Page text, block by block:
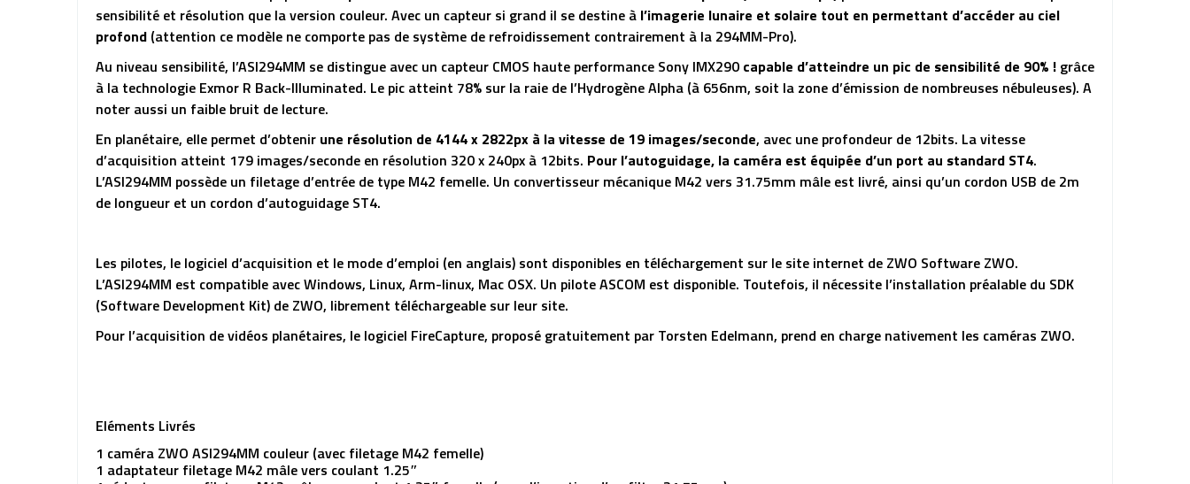
sensibilité et résolution que la version couleur. Avec un capteur si grand il se destine à l’imagerie lunaire et solaire tout en permettant d’accéder au ciel
profond (attention ce modèle ne comporte pas de système de refroidissement contrairement à la 294MM-Pro).
Au niveau sensibilité, l’ASI294MM se distingue avec un capteur CMOS haute performance Sony IMX290 capable d’atteindre un pic de sensibilité de 90% ! grâce
à la technologie Exmor R Back-Illuminated. Le pic atteint 78% sur la raie de l’Hydrogène Alpha (à 656nm, soit la zone d’émission de nombreuses nébuleuses). A
noter aussi un faible bruit de lecture.
En planétaire, elle permet d’obtenir une résolution de 4144 x 2822px à la vitesse de 19 images/seconde, avec une profondeur de 12bits. La vitesse
d’acquisition atteint 179 images/seconde en résolution 320 x 240px à 12bits. Pour l’autoguidage, la caméra est équipée d’un port au standard ST4.
L’ASI294MM possède un filetage d’entrée de type M42 femelle. Un convertisseur mécanique M42 vers 31.75mm mâle est livré, ainsi qu’un cordon USB de 2m
de longueur et un cordon d’autoguidage ST4.
Les pilotes, le logiciel d’acquisition et le mode d’emploi (en anglais) sont disponibles en téléchargement sur le site internet de ZWO Software ZWO.
L’ASI294MM est compatible avec Windows, Linux, Arm-linux, Mac OSX. Un pilote ASCOM est disponible. Toutefois, il nécessite l’installation préalable du SDK
(Software Development Kit) de ZWO, librement téléchargeable sur leur site.
Pour l’acquisition de vidéos planétaires, le logiciel FireCapture, proposé gratuitement par Torsten Edelmann, prend en charge nativement les caméras ZWO.
Eléments Livrés
1 caméra ZWO ASI294MM couleur (avec filetage M42 femelle)
1 adaptateur filetage M42 mâle vers coulant 1.25″